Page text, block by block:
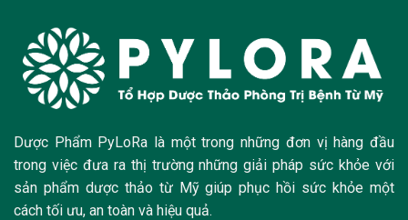
Dược Phẩm PyLoRa là một trong những đơn vị hàng đầu
trong việc đưa ra thị trường những giải pháp sức khỏe với
sản phẩm dược thảo từ Mỹ giúp phục hồi sức khỏe một
cách tối ưu, an toàn và hiệu quả.